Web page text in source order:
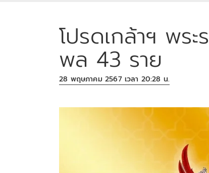
โปรดเกล้าฯ พร
พล 43 ราย
28 พฤษภาคม 2567 เวลา 20:28 น.